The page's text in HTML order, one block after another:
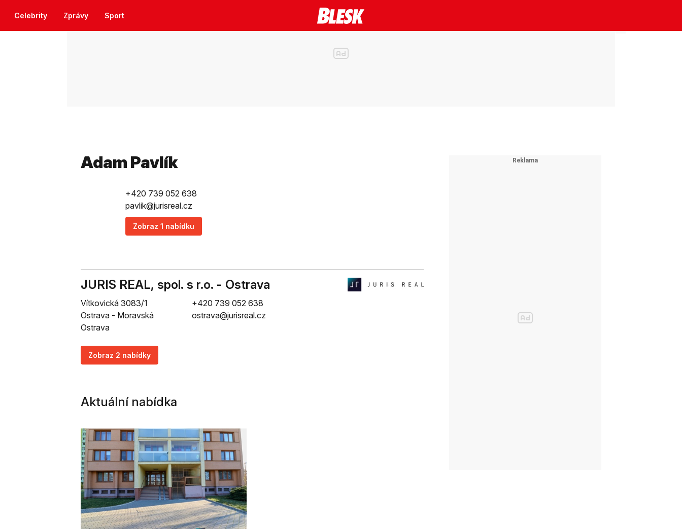
Celebrity Zprávy Sport
Adam Pavlík
+420 739 052 638
pavlik@jurisreal.cz
Zobraz 1 nabídku
JURIS REAL, spol. s r.o. - Ostrava
Vítkovická 3083/1
Ostrava - Moravská
Ostrava
Zobraz 2 nabídky
+420 739 052 638
ostrava@jurisreal.cz
Aktuální nabídka